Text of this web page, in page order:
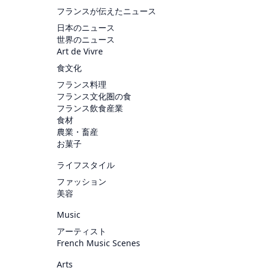
フランスが伝えたニュース
日本のニュース
世界のニュース
Art de Vivre
食文化
フランス料理
フランス文化圏の食
フランス飲食産業
食材
農業・畜産
お菓子
ライフスタイル
ファッション
美容
Music
アーティスト
French Music Scenes
Arts